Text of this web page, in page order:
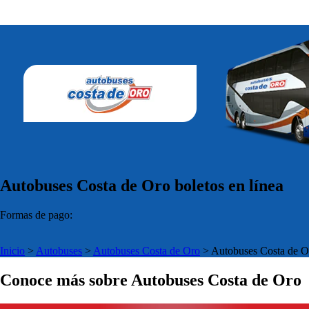
Autobuses Costa de Oro boletos en línea
Formas de pago:
Inicio > Autobuses > Autobuses Costa de Oro > Autobuses Costa de
Conoce más sobre Autobuses Costa de Oro